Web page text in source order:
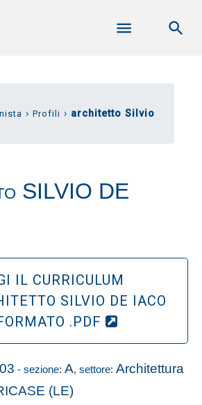
› Profili › architetto Silvio
SILVIO DE
IL CURRICULUM
SILVIO DE IACO
.PDF
- sezione: A, settore: Architettura
(LE)